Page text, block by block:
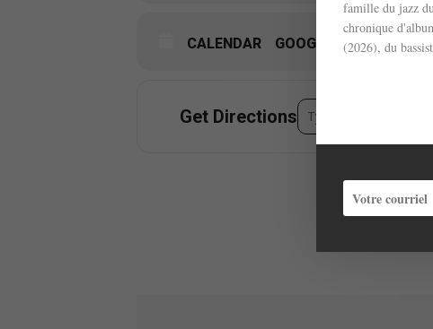
CALENDAR GOOGLECAL
Get DirectionsAddress - Jazz jam
famille du jazz
chronique
(2026), du